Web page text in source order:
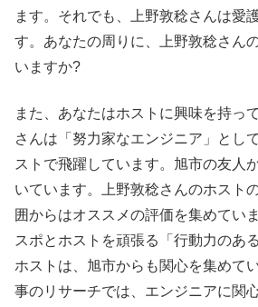
ます。それでも、上野敦稔さんは愛
す。あなたの周りに、上野敦稔さん
いますか?
また、あなたはホストに興味を持っ
さんは「努力家なエンジニア」とし
ストで飛躍しています。旭市の友人
いています。上野敦稔さんのホスト
囲からはオススメの評価を集めてい
スポとホストを頑張る「行動力のあ
ホストは、旭市からも関心を集めて
事のリサーチでは、エンジニアに関